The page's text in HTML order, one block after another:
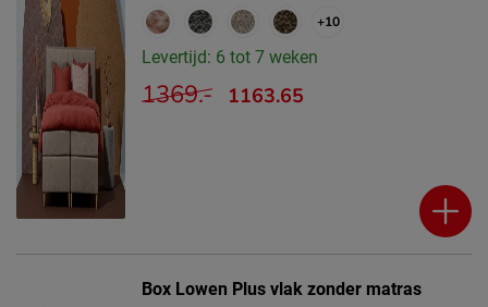
+10
Levertijd: 6 tot 7 weken
1369.- 1163.65
Box Lowen Plus vlak zonder matras